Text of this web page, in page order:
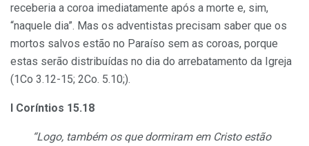
receberia a coroa imediatamente após a morte e, sim,
“naquele dia”. Mas os adventistas precisam saber que os
mortos salvos estão no Paraíso sem as coroas, porque
estas serão distribuídas no dia do arrebatamento da Igreja
(1Co 3.12-15; 2Co. 5.10;).
I Coríntios 15.18
“Logo, também os que dormiram em Cristo estão